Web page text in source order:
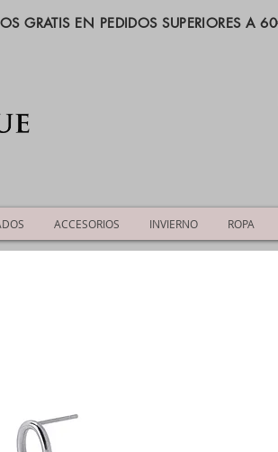
GRATIS EN PEDIDOS SUPERIORES A
ACCESORIOS INVIERNO ROPA